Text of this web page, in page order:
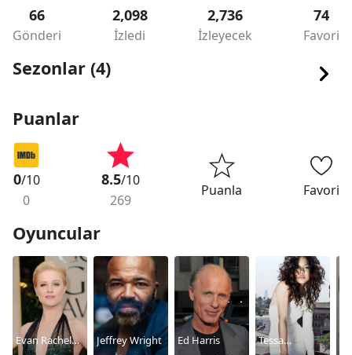
66
Gönderi
2,098
İzledi
2,736
İzleyecek
74
Favori
Sezonlar (4)
Puanlar
0/10
0
8.5/10
269
Puanla Favori
Oyuncular
Evan Rachel
Jeffrey Wright
Ed Harris
Tessa